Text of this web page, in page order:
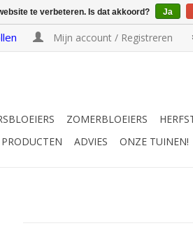
Mijn account / Registreren
ZOMERBLOEIERS
ADVIES ONZE TUINEN!
te verbeteren. Is dat akkoord? Ja